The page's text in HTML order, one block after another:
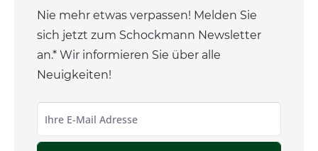
Nie mehr etwas verpassen! Melden Sie
sich jetzt zum Schockmann Newsletter
an.* Wir informieren Sie über alle
Neuigkeiten!